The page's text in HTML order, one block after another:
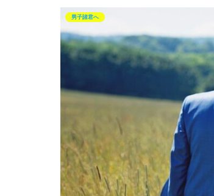
男子諸君へ